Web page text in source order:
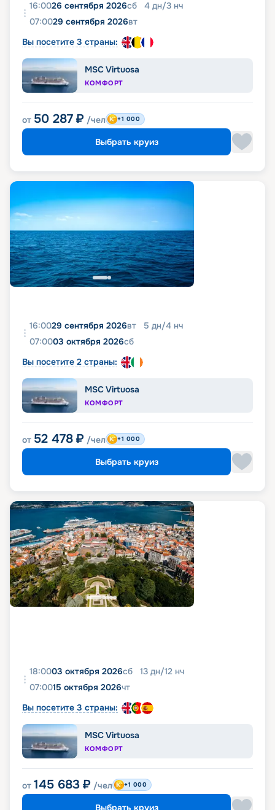
16:0026 сентября 2026сб 4 дн/3 нч
07:0029 сентября 2026вт
Вы посетите 3 страны:
MSC Virtuosa
КОМФОРТ
от 50 287 ₽ /чел +1 000
Выбрать круиз
16:0029 сентября 2026вт 5 дн/4 нч
07:0003 октября 2026сб
Вы посетите 2 страны:
MSC Virtuosa
КОМФОРТ
от 52 478 ₽ /чел +1 000
Выбрать круиз
18:0003 октября 2026сб 13 дн/12 нч
07:0015 октября 2026чт
Вы посетите 3 страны:
MSC Virtuosa
КОМФОРТ
от 145 683 ₽ /чел +1 000
Выбрать круиз